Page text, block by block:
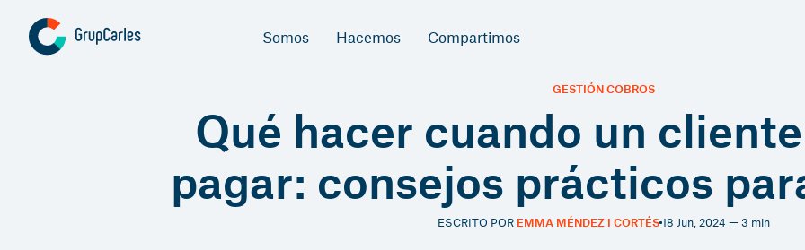
Somos Hacemos Compartimos
Qué hacer cuando un
pagar: consejos prácticos
GESTIÓN COBROS
ESCRITO POR EMMA MÉNDEZ I CORTÉS18 Jun, 2024 — 3 min